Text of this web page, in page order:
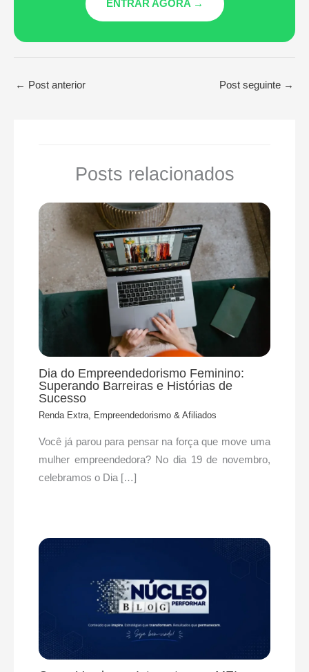
ENTRAR AGORA →
← Post anterior Post seguinte →
Posts relacionados
Dia do Empreendedorismo Feminino:
Superando Barreiras e Histórias de
Sucesso
Renda Extra, Empreendedorismo & Afiliados
Você já parou para pensar na força que move uma
mulher empreendedora? No dia 19 de novembro,
celebramos o Dia […]